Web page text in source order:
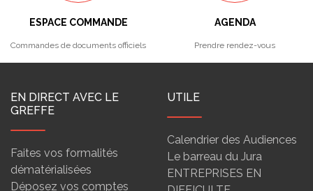
ESPACE COMMANDE
Commandes de documents officiels
AGENDA
Prendre rendez-vous
EN DIRECT AVEC LE
GREFFE
Faites vos formalités
dématérialisées
Déposez vos comptes
UTILE
Calendrier des Audiences
Le barreau du Jura
ENTREPRISES EN